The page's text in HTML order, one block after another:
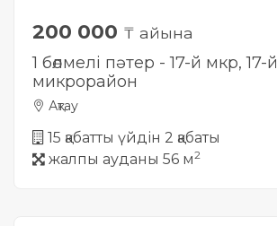
200 000 ₸ айына
1 бөлмелі пәтер - 17-й мкр, ​17-й
микрорайон
Ақтау
15 қабатты үйдін 2 қабаты
жалпы ауданы 56 м2